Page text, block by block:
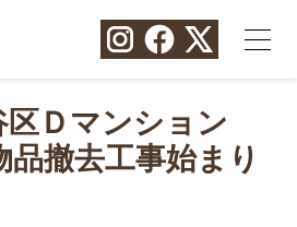
区Ｄマンション
撤去工事始まり